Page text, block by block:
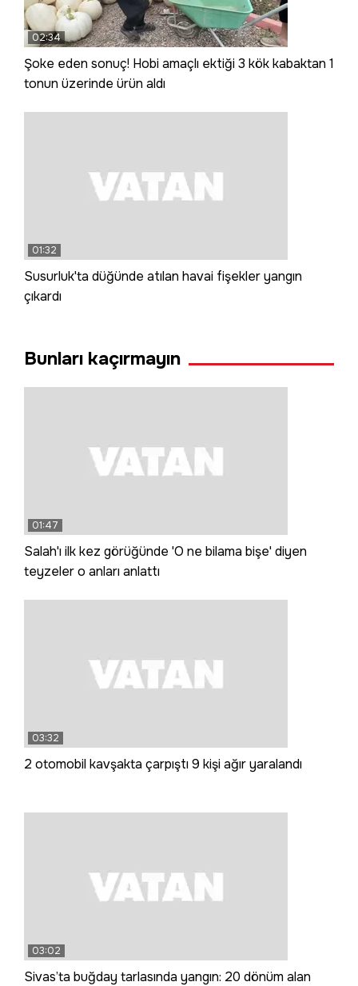
02:34
Şoke eden sonuç! Hobi amaçlı ektiği 3 kök kabaktan 1
tonun üzerinde ürün aldı
01:32
Susurluk'ta düğünde atılan havai fişekler yangın
çıkardı
Bunları kaçırmayın
01:47
Salah'ı ilk kez görüğünde 'O ne bilama bişe' diyen
teyzeler o anları anlattı
03:32
2 otomobil kavşakta çarpıştı 9 kişi ağır yaralandı
03:02
Sivas’ta buğday tarlasında yangın: 20 dönüm alan